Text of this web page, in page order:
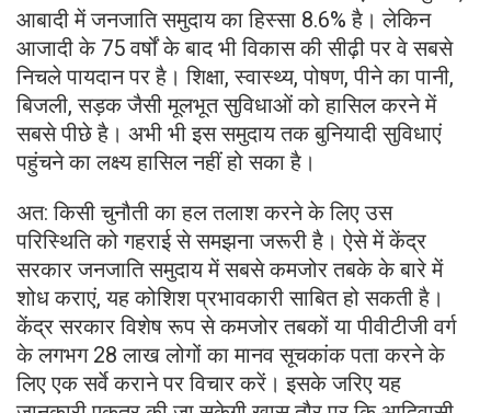
आबादी में जनजाति समुदाय का हिस्सा 8.6% है। लेकिन
आजादी के 75 वर्षों के बाद भी विकास की सीढ़ी पर वे सबसे
निचले पायदान पर है। शिक्षा, स्वास्थ्य, पोषण, पीने का पानी,
बिजली, सड़क जैसी मूलभूत सुविधाओं को हासिल करने में
सबसे पीछे है। अभी भी इस समुदाय तक बुनियादी सुविधाएं
पहुंचने का लक्ष्य हासिल नहीं हो सका है।
अत: किसी चुनौती का हल तलाश करने के लिए उस
परिस्थिति को गहराई से समझना जरूरी है। ऐसे में केंद्र
सरकार जनजाति समुदाय में सबसे कमजोर तबके के बारे में
शोध कराएं, यह कोशिश प्रभावकारी साबित हो सकती है।
केंद्र सरकार विशेष रूप से कमजोर तबकों या पीवीटीजी वर्ग
के लगभग 28 लाख लोगों का मानव सूचकांक पता करने के
लिए एक सर्वे कराने पर विचार करें। इसके जरिए यह